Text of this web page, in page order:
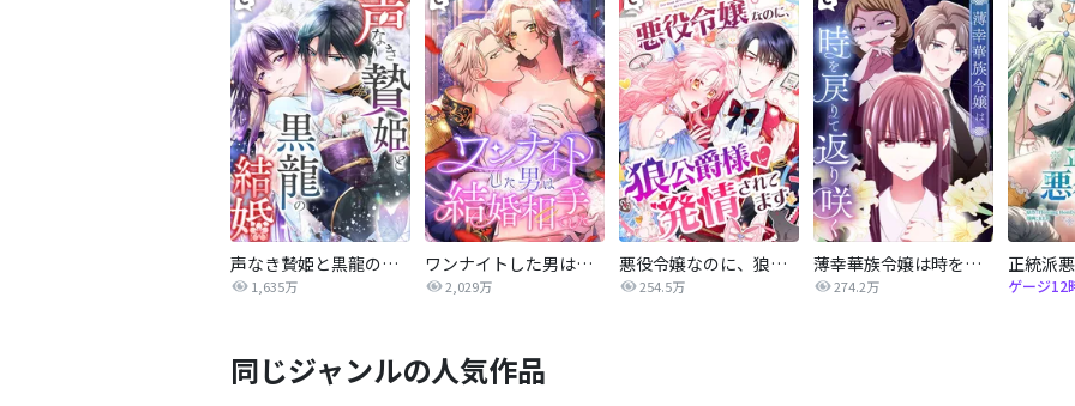
声なき贄姫と黒龍の結婚
1,635万
ワンナイトした男は結婚相手でした
2,029万
悪役令嬢なのに、狼公爵様に発情されてます
254.5万
薄幸華族令嬢は時を戻りて返り咲く
274.2万 ゲージ12
同じジャンルの人気作品